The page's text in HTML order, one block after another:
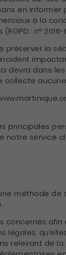
en informer
à la
: n° 2016-
la
dans les
aucune
notre service
méthode de
afin
relevant de la